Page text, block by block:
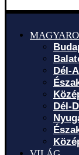
Dél-
Dél-